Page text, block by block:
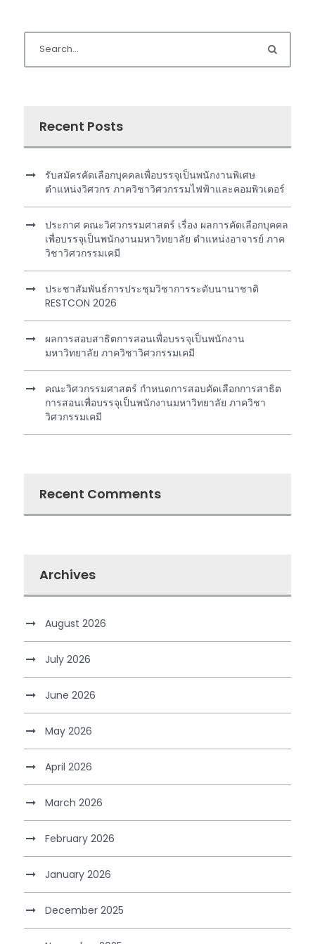
Recent Posts
รับสมัครคัดเลือกบุคคลเพื่อบรรจุเป็นพนักงานพิเศษ
ตำแหน่งวิศวกร ภาควิชาวิศวกรรมไฟฟ้าและคอมพิวเตอร์
ประกาศ คณะวิศวกรรมศาสตร์ เรื่อง ผลการคัดเลือกบุคคล
เพื่อบรรจุเป็นพนักงานมหาวิทยาลัย ตำแหน่งอาจารย์ ภาค
วิชาวิศวกรรมเคมี
ประชาสัมพันธ์การประชุมวิชาการระดับนานาชาติ
RESTCON 2026
ผลการสอบสาธิตการสอนเพื่อบรรจุเป็นพนักงาน
มหาวิทยาลัย ภาควิชาวิศวกรรมเคมี
คณะวิศวกรรมศาสตร์ กำหนดการสอบคัดเลือกการสาธิต
การสอนเพื่อบรรจุเป็นพนักงานมหาวิทยาลัย ภาควิชา
วิศวกรรมเคมี
Recent Comments
Archives
August 2026
July 2026
June 2026
May 2026
April 2026
March 2026
February 2026
January 2026
December 2025